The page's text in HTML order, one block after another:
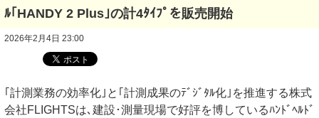
ﾙ｢HANDY 2 Plus｣の計4ﾀｲﾌﾟを販売開始
2026年2月4日 23:00
｢計測業務の効率化｣と｢計測成果のﾃﾞｼﾞﾀﾙ化｣を推進する株式
会社FLIGHTSは､建設･測量現場で好評を博しているﾊﾝﾄﾞﾍﾙﾄﾞ